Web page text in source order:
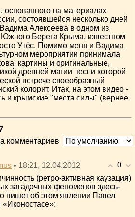
основанного на материалах
состоявшейся несколько дней
Алексеева в одном из
Южного Берега Крыма, известном
Утёс. Помимо меня и Вадима
мероприятии принимала
картины и оригинальные,
древней магии песни которой
встрече своеобразный
колорит. Итак, на этом видео -
и крымские "места силы" (вернее
комментариев:
0
• 18:21, 12.04.2012
(ретро-активная каузация)
загадочных феноменов здесь-
пишет об этом явлении Павел
«Иконостасе»: